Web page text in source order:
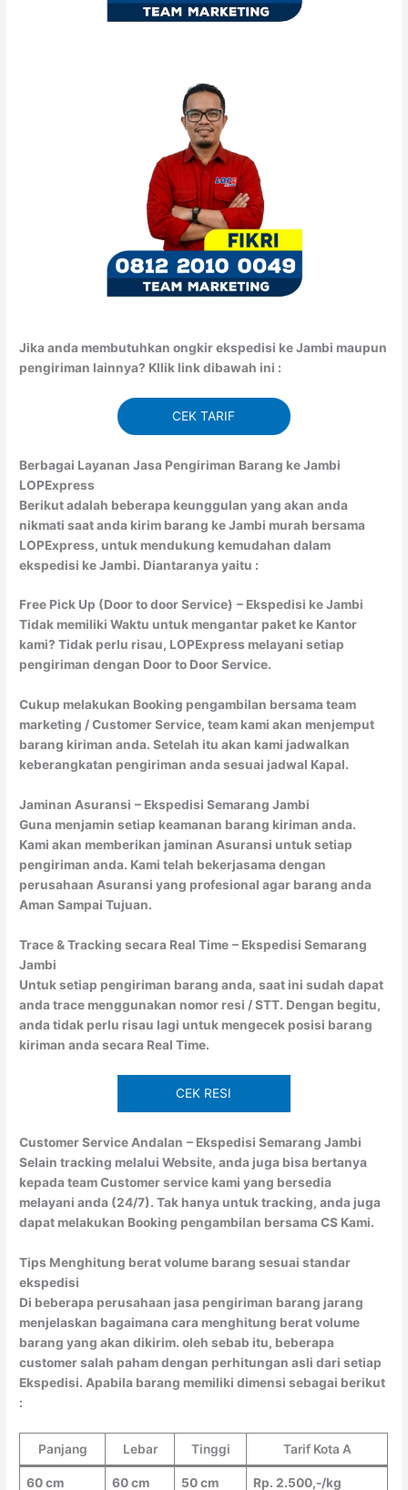
Jika anda membutuhkan ongkir ekspedisi ke Jambi maupun
pengiriman lainnya? Kllik link dibawah ini :
CEK TARIF
Berbagai Layanan Jasa Pengiriman Barang ke Jambi
LOPExpress
Berikut adalah beberapa keunggulan yang akan anda
nikmati saat anda kirim barang ke Jambi murah bersama
LOPExpress, untuk mendukung kemudahan dalam
ekspedisi ke Jambi. Diantaranya yaitu :
Free Pick Up (Door to door Service) – Ekspedisi ke Jambi
Tidak memiliki Waktu untuk mengantar paket ke Kantor
kami? Tidak perlu risau, LOPExpress melayani setiap
pengiriman dengan Door to Door Service.
Cukup melakukan Booking pengambilan bersama team
marketing / Customer Service, team kami akan menjemput
barang kiriman anda. Setelah itu akan kami jadwalkan
keberangkatan pengiriman anda sesuai jadwal Kapal.
Jaminan Asuransi – Ekspedisi Semarang Jambi
Guna menjamin setiap keamanan barang kiriman anda.
Kami akan memberikan jaminan Asuransi untuk setiap
pengiriman anda. Kami telah bekerjasama dengan
perusahaan Asuransi yang profesional agar barang anda
Aman Sampai Tujuan.
Trace & Tracking secara Real Time – Ekspedisi Semarang
Jambi
Untuk setiap pengiriman barang anda, saat ini sudah dapat
anda trace menggunakan nomor resi / STT. Dengan begitu,
anda tidak perlu risau lagi untuk mengecek posisi barang
kiriman anda secara Real Time.
CEK RESI
Customer Service Andalan – Ekspedisi Semarang Jambi
Selain tracking melalui Website, anda juga bisa bertanya
kepada team Customer service kami yang bersedia
melayani anda (24/7). Tak hanya untuk tracking, anda juga
dapat melakukan Booking pengambilan bersama CS Kami.
Tips Menghitung berat volume barang sesuai standar
ekspedisi
Di beberapa perusahaan jasa pengiriman barang jarang
menjelaskan bagaimana cara menghitung berat volume
barang yang akan dikirim. oleh sebab itu, beberapa
customer salah paham dengan perhitungan asli dari setiap
Ekspedisi. Apabila barang memiliki dimensi sebagai berikut
:
Panjang Lebar Tinggi Tarif Kota A
60 cm 60 cm 50 cm Rp. 2.500,-/kg